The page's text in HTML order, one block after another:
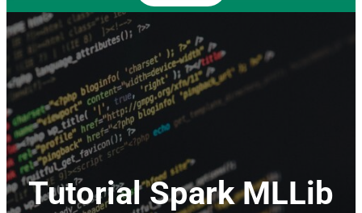
Tutorial Spark MLLib